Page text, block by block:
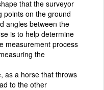
that the surveyor
points on the ground
angles between the
is to help determine
measurement process
the
as a horse that throws
to the other